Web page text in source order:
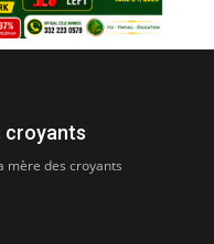
croyants
mère des croyants